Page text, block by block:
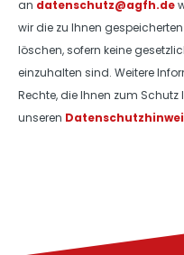
an datenschutz@agfh.de
wir die zu Ihnen
löschen, sofern keine
einzuhalten sind. Weitere
Rechte, die Ihnen zum Schutz
unseren